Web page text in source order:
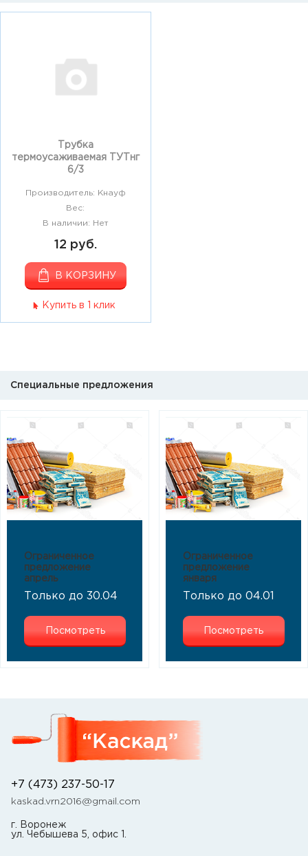
Трубка
термоусаживаемая ТУТнг
6/3
Производитель: Кнауф
Вес:
В наличии: Нет
12 руб.
В КОРЗИНУ
Купить в 1 клик
Специальные предложения
Ограниченное
предложение
апрель
Только до 30.04
Посмотреть
Ограниченное
предложение
января
Только до 04.01
Посмотреть
+7 (473) 237-50-17
kaskad.vrn2016@gmail.com
г. Воронеж
ул. Чебышева 5, офис 1.